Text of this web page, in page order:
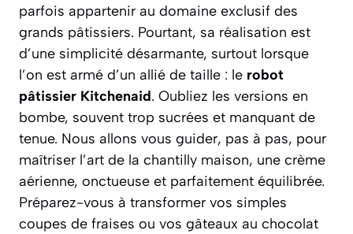
parfois appartenir au domaine exclusif des
grands pâtissiers. Pourtant, sa réalisation est
d’une simplicité désarmante, surtout lorsque
l’on est armé d’un allié de taille : le robot
pâtissier Kitchenaid. Oubliez les versions en
bombe, souvent trop sucrées et manquant de
tenue. Nous allons vous guider, pas à pas, pour
maîtriser l’art de la chantilly maison, une crème
aérienne, onctueuse et parfaitement équilibrée.
Préparez-vous à transformer vos simples
coupes de fraises ou vos gâteaux au chocolat